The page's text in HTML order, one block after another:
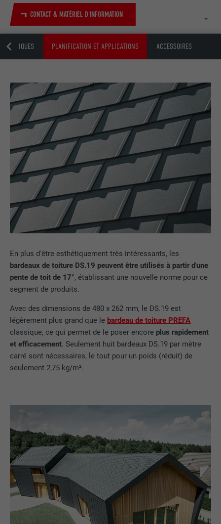
CONTACT & MATÉRIEL D'INFORMATION
PLANIFICATION ET APPLICATIONS ACCESSOIRES
En plus d'être esthétiquement très intéressants, les
bardeaux de toiture DS.19 peuvent être utilisés à partir d'une
pente de toit de 17°, établissant une nouvelle norme pour ce
segment de produits.
Avec des dimensions de 480 x 262 mm, le DS.19 est
légèrement plus grand que le bardeau de toiture PREFA
classique, ce qui permet de le poser encore plus rapidement
et efficacement. Seulement huit bardeaux DS.19 par mètre
carré sont nécessaires, le tout pour un poids (réduit) de
seulement 2,75 kg/m².